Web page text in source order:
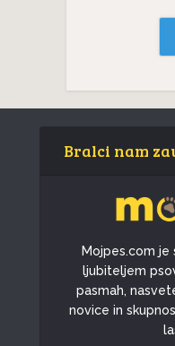
Bralci nam
Mojpes.com
ljubiteljem
pasmah,
novice in